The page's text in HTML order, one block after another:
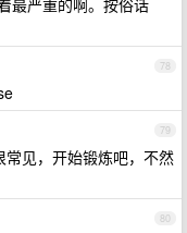
最严重的啊。按俗话
78
79
见，开始锻炼吧，不然
80